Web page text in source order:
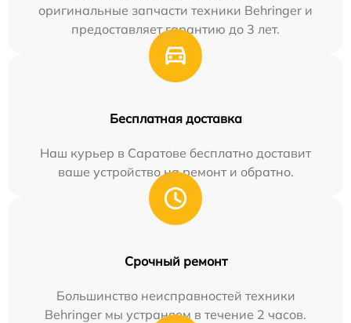
оригинальные запчасти техники Behringer и
предоставляет гарантию до 3 лет.
Бесплатная доставка
Наш курьер в Саратове бесплатно доставит
ваше устройство на ремонт и обратно.
Срочный ремонт
Большинство неисправностей техники
Behringer мы устраняем в течение 2 часов.